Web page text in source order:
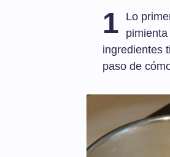
1
Lo
ingredientes
paso de